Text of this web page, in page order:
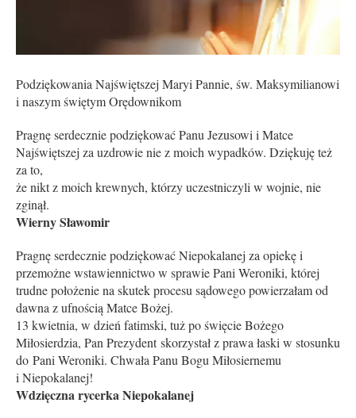
Podziękowania Najświętszej Maryi Pannie, św. Maksymilianowi
i naszym świętym Orędownikom
Pragnę serdecznie podziękować Panu Je­zusowi i Matce
Najświętszej za uzdrowie nie z moich wypadków. Dziękuję też
za to,
że nikt z moich krewnych, którzy uczestniczyli w wojnie, nie
zginął.
Wierny Sławomir
Pragnę serdecznie podziękować Niepokalanej za opiekę i
przemożne wstawiennictwo w sprawie Pani Weroniki, której
trudne położenie na skutek procesu sądowego powierzałam od
dawna z ufnością Matce Bożej.
13 kwietnia, w dzień fatimski, tuż po święcie Bożego
Miłosierdzia, Pan Prezydent skorzystał z prawa łaski w stosunku
do Pani Weroniki. Chwała Panu Bogu Miłosiernemu
i Niepokalanej!
Wdzięczna rycerka Niepokalanej